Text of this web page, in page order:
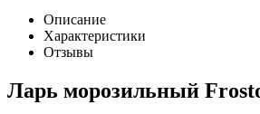
Описание
Характеристики
Отзывы
Ларь морозильный